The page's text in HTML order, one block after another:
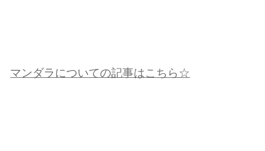
マンダラについての記事はこちら☆